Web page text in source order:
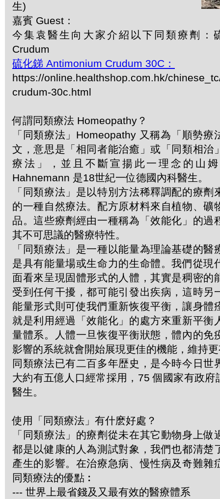
生)
嘉賓 Guest：
今集袁醫生向大家介紹以下同類療劑：
Crudum
硫化銻 Antimonium Crudum 30C：
https://online.healthshop.com.hk/
crudum-30c.html
何謂同類療法 Homeopathy？
「同類療法」Homeopathy 又稱為「順勢療
文，意思是「相同者能治癒」或「同類相治
療法」，並且不斷宣揚此一理念的山
Hahnemann 是18世紀一位德國內科醫生。
「同類療法」是以特別方法稀釋調配的療劑
的一種自然療法。配方原材料來自植物、礦
品。這些療劑經由一種稱為「效能化」的過
其不可思議的醫療特性。
「同類療法」是一種以能量為理論基礎的醫
是具有能量場或生命力的生命體。我們從現
面看來呈現固體形式的人體，其實是稠密的
受到任何干擾，都可能引發出疾病，這時另
能量形式則可使我們重新恢復平衡，讓身體
就是利用經過「效能化」的處方來重新平衡
量體系。人體一旦恢復平衡狀態，體內的免
影響的系統就會開始展現更佳的機能，維持
同類療法已有二百多年歴史，是今時今日世
大約有五億人口經常採用，75 個國家有政府
醫生。
使用「同類療法」有什麽好處？
「同類療法」的療劑從未在其它動物身上做
都是以健康的人為測試對象，我們也都清楚
產生的影響。在治療急病、慢性病及奇難雜
同類療法的優點︰
--- 世界上最省錢及又最有效的醫療體系